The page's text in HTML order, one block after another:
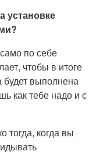
установке
по себе
чтобы в итоге
будет выполнена
как тебе надо и с
тогда, когда вы